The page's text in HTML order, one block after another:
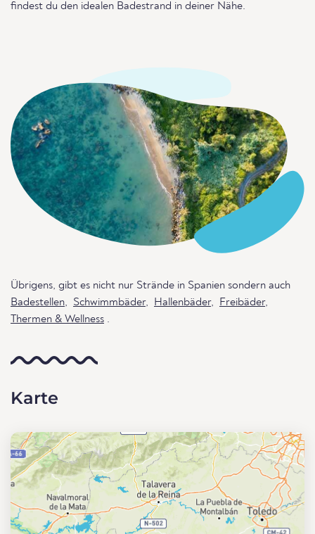
findest du den idealen Badestrand in deiner Nähe.
Übrigens, gibt es nicht nur Strände in Spanien sondern auch
Badestellen, Schwimmbäder, Hallenbäder, Freibäder,
Thermen & Wellness .
Karte